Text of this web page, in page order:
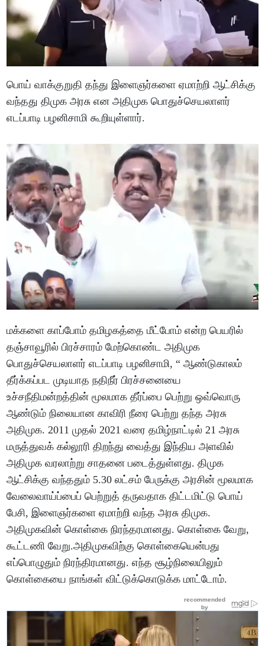
பொய் வாக்குறுதி தந்து இளைஞர்களை ஏமாற்றி ஆட்சிக்கு
வந்தது திமுக அரசு என அதிமுக பொதுச்செயலாளர்
எடப்பாடி பழனிசாமி கூறியுள்ளார்.
மக்களை காப்போம் தமிழகத்தை மீட்போம் என்ற பெயரில்
தஞ்சாவூரில் பிரச்சாரம் மேற்கொண்ட அதிமுக
பொதுச்செயலாளர் எடப்பாடி பழனிசாமி, “ ஆண்டுகாலம்
தீர்க்கப்பட முடியாத நதிநீர் பிரச்சனையை
உச்சநீதிமன்றத்தின் மூலமாக தீர்ப்பை பெற்று ஒவ்வொரு
ஆண்டும் நிலையான காவிரி நீரை பெற்று தந்த அரசு
அதிமுக. 2011 முதல் 2021 வரை தமிழ்நாட்டில் 21 அரசு
மருத்துவக் கல்லூரி திறந்து வைத்து இந்திய அளவில்
அதிமுக வரலாற்று சாதனை படைத்துள்ளது. திமுக
ஆட்சிக்கு வந்ததும் 5.30 லட்சம் பேருக்கு அரசின் மூலமாக
வேலைவாய்ப்பைப் பெற்றுத் தருவதாக திட்டமிட்டு பொய்
பேசி, இளைஞர்களை ஏமாற்றி வந்த அரசு திமுக.
அதிமுகவின் கொள்கை நிரந்தரமானது. கொள்கை வேறு,
கூட்டணி வேறு.அதிமுகவிற்கு கொள்கையென்பது
எப்பொழுதும் நிரந்திரமானது. எந்த சூழ்நிலையிலும்
கொள்கையை நாங்கள் விட்டுக்கொடுக்க மாட்டோம்.